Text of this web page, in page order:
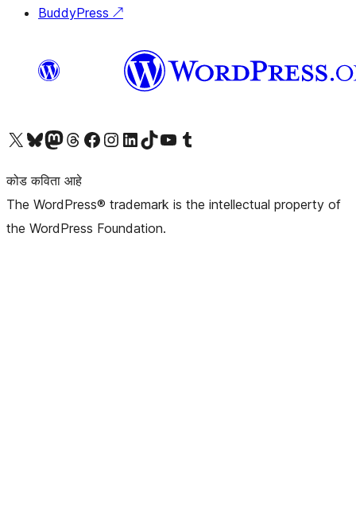
BuddyPress ↗
आमच्या X (एक्स) (पूर्वीचे ट्विटर) खात्याला भेट द्या आमच्या ब्लूस्की खात्याला भेट द्या.आमच्या Mastodon खात्याला भेट द्या.आमच्या थ्रेड्स खात्याला भेट द्या. आमच्या फेसबुक पेजला भेट द्या आमच्या इंस्टाग्राम खात्याला भेट द्या आमच्या लिंक्डइन खात्याला भेट द्या आमच्या टिकटॉक अकाउंटला भेट द्या.आमच्या यूट्यूब चॅनेलला भेट द्या आमच्या टंबलर खात्याला भेट द्या.
कोड कविता आहे
The WordPress® trademark is the intellectual property of
the WordPress Foundation.